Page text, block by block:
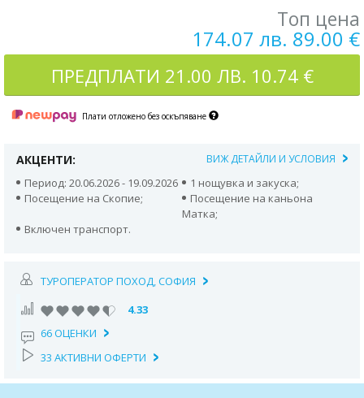
Топ цена
174.07 лв. 89.00 €
ПРЕДПЛАТИ 21.00 ЛВ. 10.74 €
Плати отложено без оскъпяване
АКЦЕНТИ: ВИЖ ДЕТАЙЛИ И УСЛОВИЯ
Период: 20.06.2026 - 19.09.2026
1 нощувка и закуска;
Посещение на Скопие;
Посещение на каньона
Матка;
Включен транспорт.
ТУРОПЕРАТОР ПОХОД, СОФИЯ
4.33
66 ОЦЕНКИ
33 АКТИВНИ ОФЕРТИ